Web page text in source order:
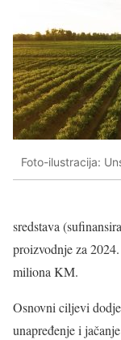
Foto-ilustracija:
sredstava
proizvodnje za
miliona KM.
Osnovni ciljevi
unapređenje i